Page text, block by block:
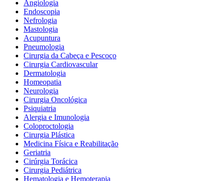
Angiologia
Endoscopia
Nefrologia
Mastologia
Acupuntura
Pneumologia
Cirurgia da Cabeça e Pescoço
Cirurgia Cardiovascular
Dermatologia
Homeopatia
Neurologia
Cirurgia Oncológica
Psiquiatria
Alergia e Imunologia
Coloproctologia
Cirurgia Plástica
Medicina Física e Reabilitação
Geriatria
Cirúrgia Torácica
Cirurgia Pediátrica
Hematologia e Hemoterapia